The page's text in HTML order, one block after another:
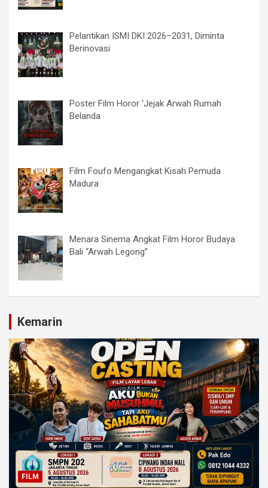
Pelantikan ISMI DKI 2026–2031, Diminta
Berinovasi
Poster Film Horor ‘Jejak Arwah Rumah
Belanda
Film Foufo Mengangkat Kisah Pemuda
Madura
Menara Sinema Angkat Film Horor Budaya
Bali “Arwah Legong”
Kemarin
FILM